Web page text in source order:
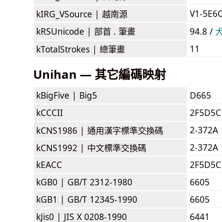
kIRG_VSource | 越南源
V1-
kRSUnicode | 部首 . 筆畫 94.8 /
kTotalStrokes | 總筆畫 11
Unihan — 其它編碼映射
kBigFive | Big5
D665
kCCCII
2F5D5C
kCNS1986 | 通用漢字標準交換碼
2-372A
kCNS1992 | 中文標準交換碼
2-372A
kEACC
2F5D5C
kGB0 | GB/T 2312-1980
6605
kGB1 | GB/T 12345-1990
6605
kJis0 | JIS X 0208-1990
6441